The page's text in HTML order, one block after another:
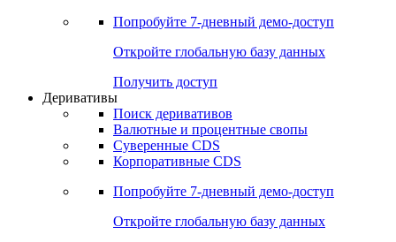
Попробуйте 7-дневный демо-доступ
Откройте глобальную базу данных
Получить доступ
Деривативы
Поиск деривативов
Валютные и процентные свопы
Суверенные CDS
Корпоративные CDS
Попробуйте 7-дневный демо-доступ
Откройте глобальную базу данных